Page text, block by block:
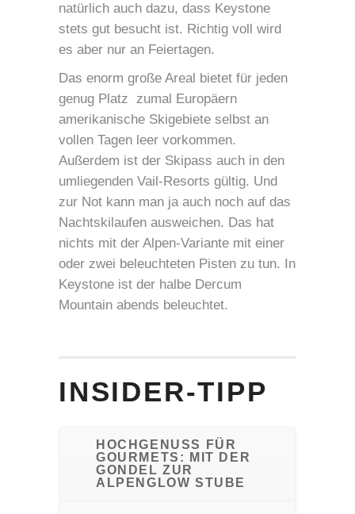
natürlich auch dazu, dass Keystone
stets gut besucht ist. Richtig voll wird
es aber nur an Feiertagen.
Das enorm große Areal bietet für jeden
genug Platz  zumal Europäern
amerikanische Skigebiete selbst an
vollen Tagen leer vorkommen.
Außerdem ist der Skipass auch in den
umliegenden Vail-Resorts gültig. Und
zur Not kann man ja auch noch auf das
Nachtskilaufen ausweichen. Das hat
nichts mit der Alpen-Variante mit einer
oder zwei beleuchteten Pisten zu tun. In
Keystone ist der halbe Dercum
Mountain abends beleuchtet.
INSIDER-TIPP
HOCHGENUSS FÜR
GOURMETS: MIT DER
GONDEL ZUR
ALPENGLOW STUBE